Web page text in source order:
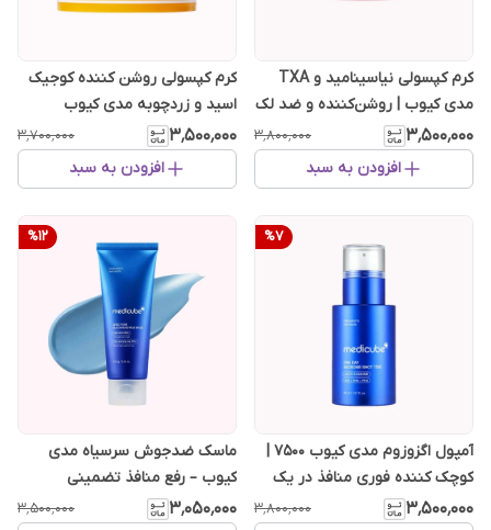
کرم کپسولی نیاسینامید و TXA
مدی کیوب | روشن‌کننده و ضد لک
تخصصی
۳٬۵۰۰٬۰۰۰ ۳٬۸۰۰٬۰۰۰
افزودن به سبد
کرم کپسولی روشن‌ کننده کوجیک
اسید و زردچوبه مدی کیوب
۳٬۵۰۰٬۰۰۰ ۳٬۷۰۰٬۰۰۰
افزودن به سبد
%7
آمپول اگزوزوم مدی کیوب ۷۵۰۰ |
کوچک کننده فوری منافذ در یک
روز
۳٬۵۰۰٬۰۰۰ ۳٬۸۰۰٬۰۰۰
%12
ماسک ضدجوش سرسیاه مدی
کیوب – رفع منافذ تضمینی
۳٬۰۵۰٬۰۰۰ ۳٬۵۰۰٬۰۰۰